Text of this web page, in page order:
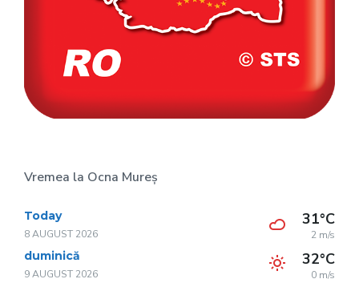
Vremea la Ocna Mureș
Today
8 AUGUST 2026
31°C
2 m/s
duminică
9 AUGUST 2026
32°C
0 m/s